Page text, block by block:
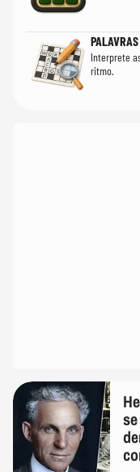
Interprete
ritmo.